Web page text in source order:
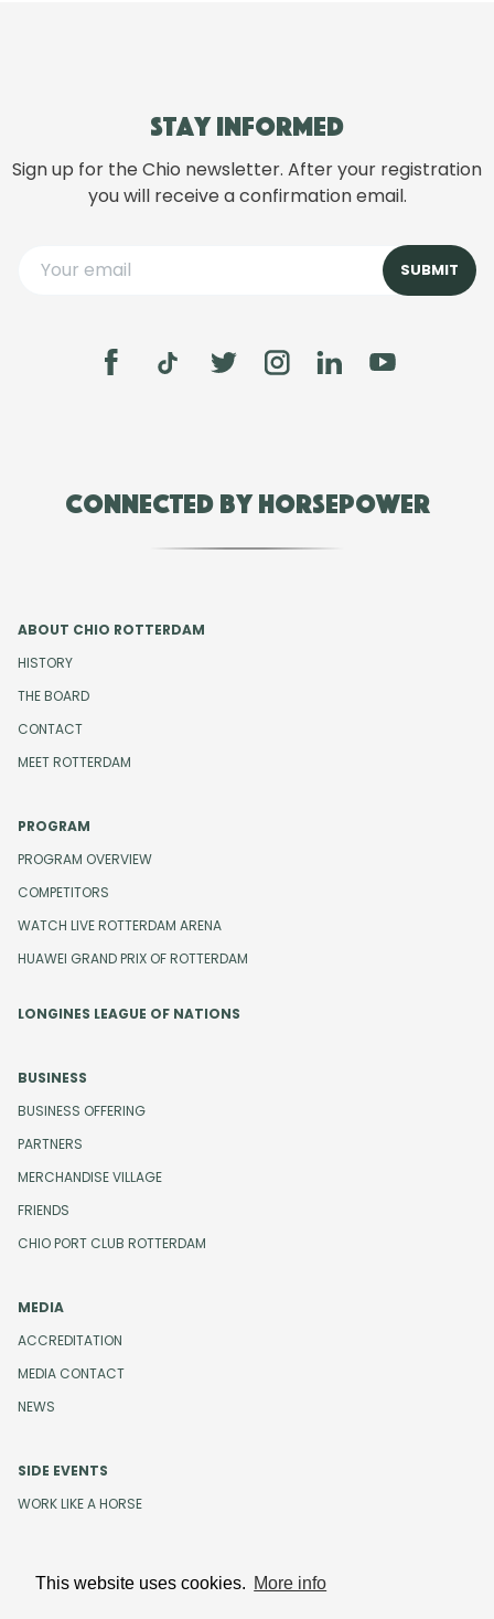
This website uses cookies. More info
Stay informed
Sign up for the Chio newsletter. After your registration
you will receive a confirmation email.
Connected by Horsepower
ABOUT CHIO ROTTERDAM
HISTORY
THE BOARD
CONTACT
MEET ROTTERDAM
PROGRAM
PROGRAM OVERVIEW
COMPETITORS
WATCH LIVE ROTTERDAM ARENA
HUAWEI GRAND PRIX OF ROTTERDAM
LONGINES LEAGUE OF NATIONS
BUSINESS
BUSINESS OFFERING
PARTNERS
MERCHANDISE VILLAGE
FRIENDS
CHIO PORT CLUB ROTTERDAM
MEDIA
ACCREDITATION
MEDIA CONTACT
NEWS
SIDE EVENTS
WORK LIKE A HORSE
Design and development byBeeldr